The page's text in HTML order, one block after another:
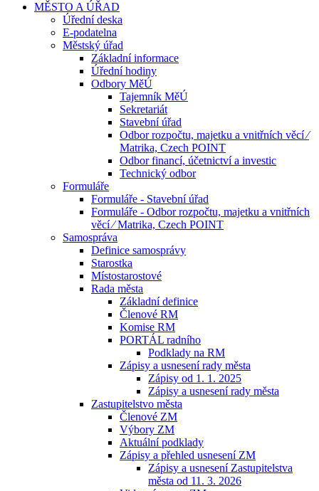
MĚSTO A ÚŘAD
Úřední deska
E-podatelna
Městský úřad
Základní informace
Úřední hodiny
Odbory MěÚ
Tajemník MěÚ
Sekretariát
Stavební úřad
Odbor rozpočtu, majetku a vnitřních věcí ⁄
Matrika, Czech POINT
Odbor financí, účetnictví a investic
Technický odbor
Formuláře
Formuláře - Stavební úřad
Formuláře - Odbor rozpočtu, majetku a vnitřních
věcí ⁄ Matrika, Czech POINT
Samospráva
Definice samosprávy
Starostka
Místostarostové
Rada města
Základní definice
Členové RM
Komise RM
PORTÁL radního
Podklady na RM
Zápisy a usnesení rady města
Zápisy od 1. 1. 2025
Zápisy a usnesení rady města
Zastupitelstvo města
Členové ZM
Výbory ZM
Aktuální podklady
Zápisy a přehled usnesení ZM
Zápisy a usnesení Zastupitelstva
města od 11. 3. 2026